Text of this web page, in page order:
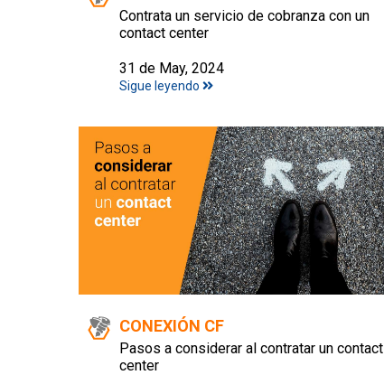
Contrata un servicio de cobranza con un
contact center
31 de May, 2024
Sigue leyendo
CONEXIÓN CF
Pasos a considerar al contratar un contact
center